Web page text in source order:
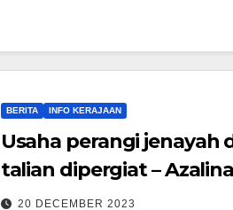
BERITA INFO KERAJAAN
Usaha perangi jenayah
talian dipergiat – Azalina
20 DECEMBER 2023